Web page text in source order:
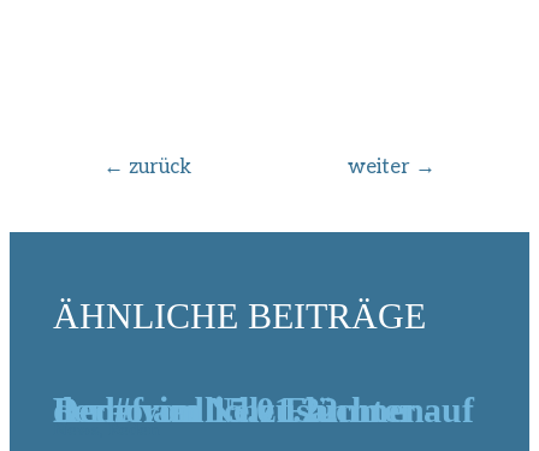
Beitragsnavigation
← zurück weiter →
ÄHNLICHE BEITRÄGE
Rede von Nele Flüchter auf der #friedlichzusammen- Demo am 15.01.22